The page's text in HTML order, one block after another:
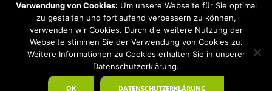
Hinweis: Trotz zahlreicher Studien, die einen Zusammenhang zwischen
Elektrosmog und gesundheitlichen Problemen aufzeigen, ist es von der
praktischen Schulmedizin bisher wissenschaftlich nicht anerkannt, dass
Elektrosmog und Erdstrahlen gesundheitliche Auswirkungen haben können.
Ähnliches galt auch über Jahrzehnte für die Akkupunktur und die
Homöopathie. Sie suchen einen Baubiologen? Baubiologe Baldermnn - Ihr
Spezialist für gesunden Schlaf!
Verwendung von Cookies: Um unsere Webseite für Sie optimal
zu gestalten und fortlaufend verbessern zu können,
verwenden wir Cookies. Durch die weitere Nutzung der
Webseite stimmen Sie der Verwendung von Cookies zu.
Weitere Informationen zu Cookies erhalten Sie in unserer
Datenschutzerklärung.
OK DATENSCHUTZERKLÄRUNG